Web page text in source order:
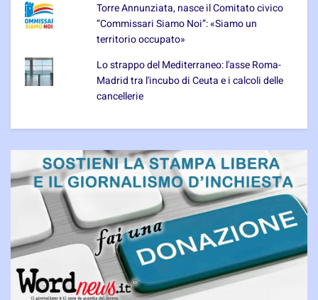
Torre Annunziata, nasce il Comitato civico
“Commissari Siamo Noi”: «Siamo un
territorio occupato»
Lo strappo del Mediterraneo: l'asse Roma-
Madrid tra l'incubo di Ceuta e i calcoli delle
cancellerie